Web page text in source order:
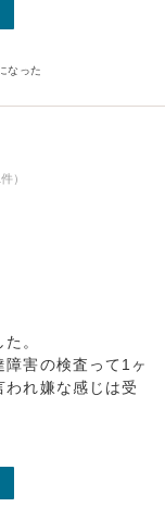
なった
）
。
害の検査って1ヶ
われ嫌な感じは受